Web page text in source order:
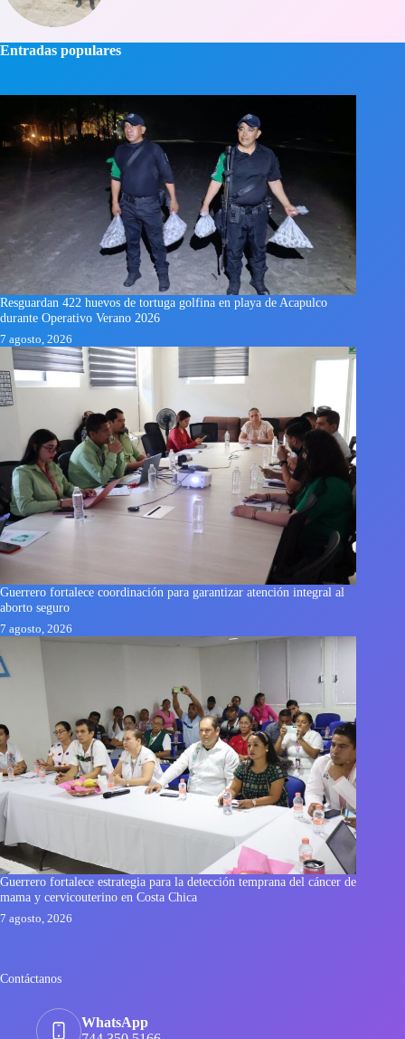
Entradas populares
Resguardan 422 huevos de tortuga golfina en playa de Acapulco
durante Operativo Verano 2026
7 agosto, 2026
Guerrero fortalece coordinación para garantizar atención integral al
aborto seguro
7 agosto, 2026
Guerrero fortalece estrategia para la detección temprana del cáncer de
mama y cervicouterino en Costa Chica
7 agosto, 2026
Contáctanos
WhatsApp